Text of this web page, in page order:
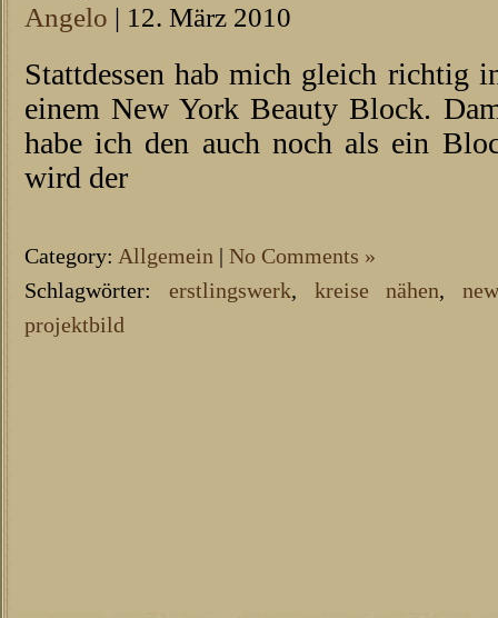
Angelo | 12. März 2010
Stattdessen hab mich gleich richtig
einem New York Beauty Block.
habe ich den auch noch als ein
wird der
Category: Allgemein | No Comments »
Schlagwörter: erstlingswerk, kreise nähen,
projektbild